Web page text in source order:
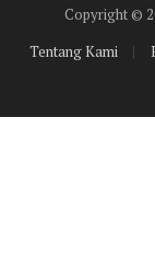
Copyright ©
Tentang Kami